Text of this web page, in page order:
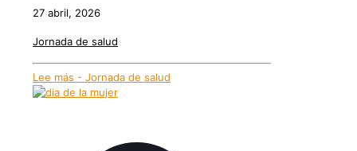
27 abril, 2026
Jornada de salud
Lee más - Jornada de salud